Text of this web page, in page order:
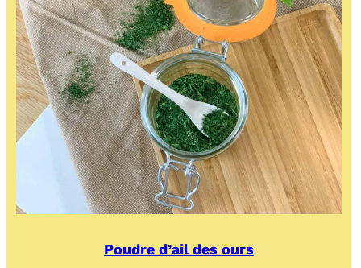
Poudre d’ail des ours